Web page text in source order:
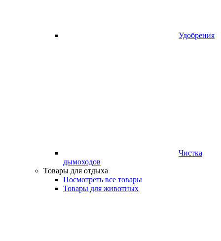
Удобрения
Чистка
дымоходов
Товары для отдыха
Посмотреть все товары
Товары для животных